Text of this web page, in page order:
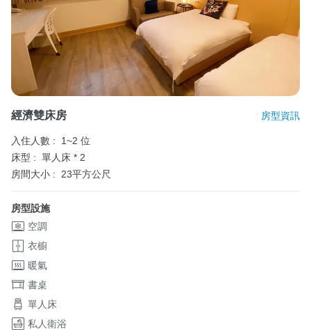
經濟雙床房 房型資訊
入住人數 :
1~2 位
床型 : 單人床 * 2
房間大小 :
23平方公尺
房型設施
空調
衣櫥
暖氣
書桌
單人床
私人衛浴